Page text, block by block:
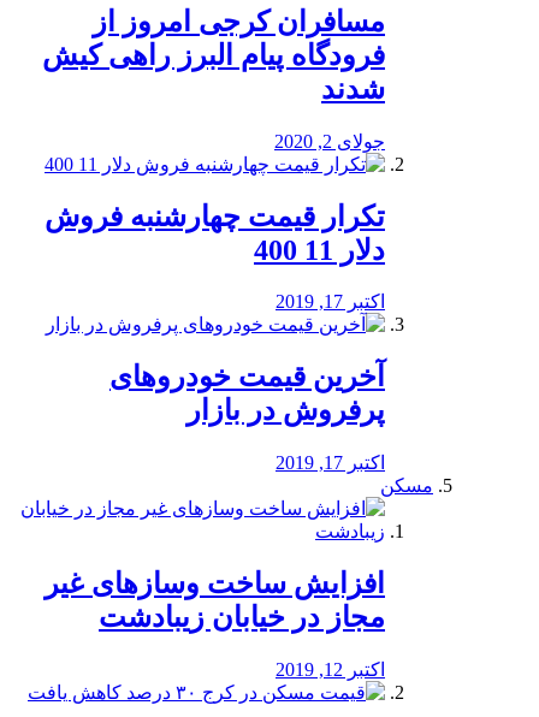
مسافران کرجی امروز از
فرودگاه پیام البرز راهی کیش
شدند
جولای 2, 2020
تکرار قیمت چهارشنبه فروش
دلار 11 400
اکتبر 17, 2019
آخرین قیمت خودرو‌های
پرفروش در بازار
اکتبر 17, 2019
مسکن
افزایش ساخت وسازهای غیر
مجاز در خیابان زیبادشت
اکتبر 12, 2019